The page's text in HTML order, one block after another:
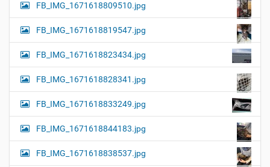
FB_IMG_1671618809510.jpg
FB_IMG_1671618819547.jpg
FB_IMG_1671618823434.jpg
FB_IMG_1671618828341.jpg
FB_IMG_1671618833249.jpg
FB_IMG_1671618844183.jpg
FB_IMG_1671618838537.jpg